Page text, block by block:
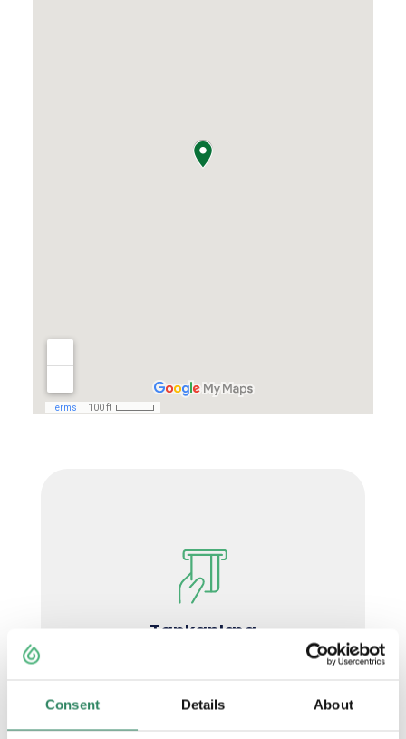
Consent Details About
Tankanlæg